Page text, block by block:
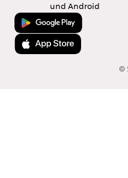
und Android
Jetzt bei Google Play
Laden im App Store
©